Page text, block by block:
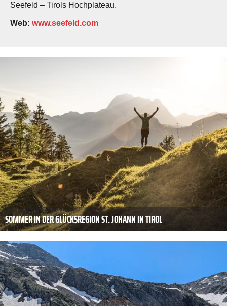
Seefeld – ­Tirols Hochplateau.
Web: www.seefeld.com
SOMMER IN DER GLÜCKSREGION ST. JOHANN IN TIROL